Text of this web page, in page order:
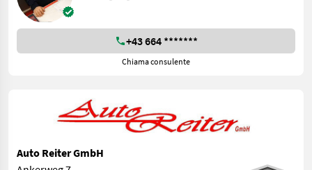
+43 664 *******
Chiama consulente
Auto Reiter GmbH